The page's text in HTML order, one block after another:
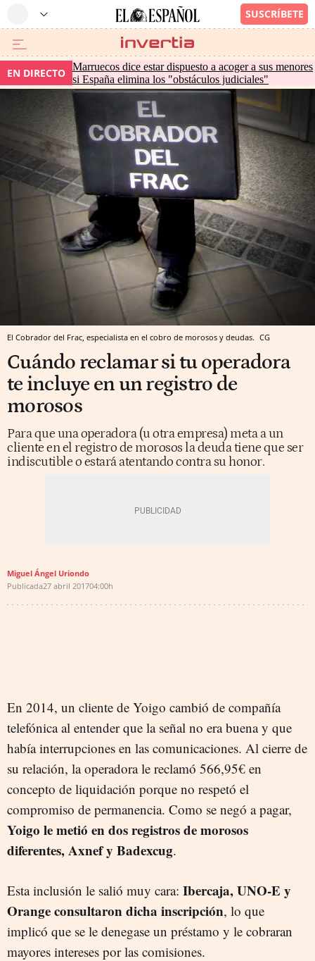
EN DIRECTO Marruecos dice estar dispuesto a acoger a sus menores
si España elimina los "obstáculos judiciales"
El Cobrador del Frac, especialista en el cobro de morosos y deudas. CG
Cuándo reclamar si tu operadora
te incluye en un registro de
morosos
Para que una operadora (u otra empresa) meta a un
cliente en el registro de morosos la deuda tiene que ser
indiscutible o estará atentando contra su honor.
Miguel Ángel Uriondo
Publicada27 abril 201704:00h
En 2014, un cliente de Yoigo cambió de compañía
telefónica al entender que la señal no era buena y que
había interrupciones en las comunicaciones. Al cierre de
su relación, la operadora le reclamó 566,95€ en
concepto de liquidación porque no respetó el
compromiso de permanencia. Como se negó a pagar,
Yoigo le metió en dos registros de morosos
diferentes, Axnef y Badexcug.
Esta inclusión le salió muy cara: Ibercaja, UNO-E y
Orange consultaron dicha inscripción, lo que
implicó que se le denegase un préstamo y le cobraran
mayores intereses por las comisiones.